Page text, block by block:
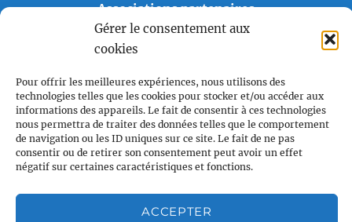
Gérer le consentement aux
cookies
Pour offrir les meilleures expériences, nous utilisons des
technologies telles que les cookies pour stocker et/ou accéder aux
informations des appareils. Le fait de consentir à ces technologies
nous permettra de traiter des données telles que le comportement
de navigation ou les ID uniques sur ce site. Le fait de ne pas
consentir ou de retirer son consentement peut avoir un effet
négatif sur certaines caractéristiques et fonctions.
ACCEPTER
Associations partenaires